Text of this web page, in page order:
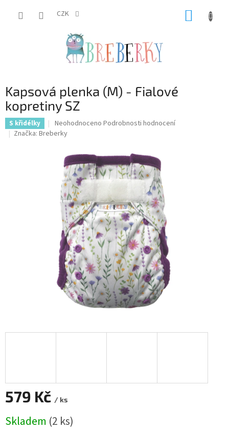
CZK
Kapsová plenka (M) - Fialové
kopretiny SZ
S křidélky
Průměrné
hodnocení
hvězdiček.
Neohodnoceno Podrobnosti hodnocení
Značka: Breberky
579 Kč / ks
cena:
Skladem (2 ks)